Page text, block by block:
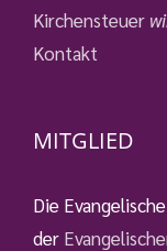
Kirchensteuer
Kontakt
MITGLIED
Die
der